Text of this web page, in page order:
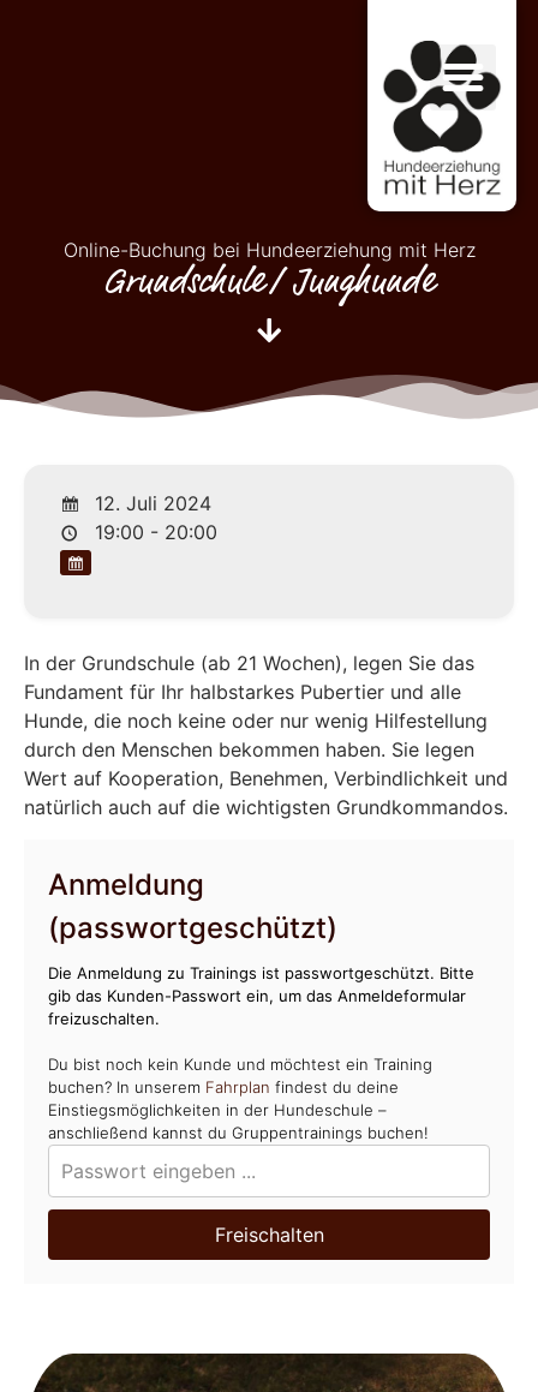
Online-Buchung bei Hundeerziehung mit Herz
Grundschule/ Junghunde
12. Juli 2024
19:00 - 20:00
In der Grundschule (ab 21 Wochen), legen Sie das
Fundament für Ihr halbstarkes Pubertier und alle
Hunde, die noch keine oder nur wenig Hilfestellung
durch den Menschen bekommen haben. Sie legen
Wert auf Kooperation, Benehmen, Verbindlichkeit und
natürlich auch auf die wichtigsten Grundkommandos.
Anmeldung
(passwortgeschützt)
Die Anmeldung zu Trainings ist passwortgeschützt. Bitte
gib das Kunden-Passwort ein, um das Anmeldeformular
freizuschalten.
Du bist noch kein Kunde und möchtest ein Training
buchen? In unserem Fahrplan findest du deine
Einstiegsmöglichkeiten in der Hundeschule –
anschließend kannst du Gruppentrainings buchen!
Freischalten